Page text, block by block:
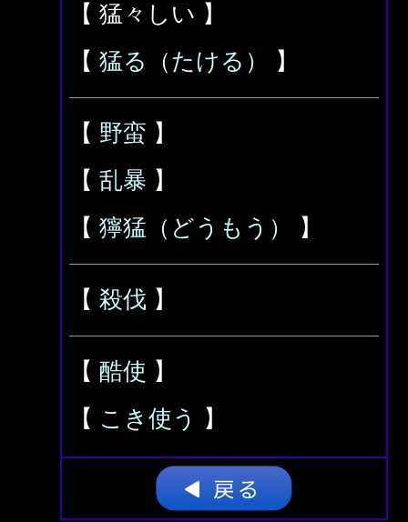
【 猛々しい 】
【 猛る（たける） 】
【 野蛮 】
【 乱暴 】
【 獰猛（どうもう） 】
【 殺伐 】
【 酷使 】
【 こき使う 】